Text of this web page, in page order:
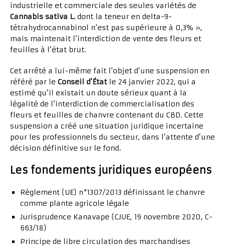
industrielle et commerciale des seules variétés de
Cannabis sativa L. dont la teneur en delta-9-
tétrahydrocannabinol n’est pas supérieure à 0,3% »,
mais maintenait l’interdiction de vente des fleurs et
feuilles à l’état brut.
Cet arrêté a lui-même fait l’objet d’une suspension en
référé par le Conseil d’Étatle 24 janvier 2022, qui a
estimé qu’il existait un doute sérieux quant à la
légalité de l’interdiction de commercialisation des
fleurs et feuilles de chanvre contenant du CBD. Cette
suspension a créé une situation juridique incertaine
pour les professionnels du secteur, dans l’attente d’une
décision définitive sur le fond.
Les fondements juridiques européens
Règlement (UE) n°1307/2013 définissant le chanvre
comme plante agricole légale
Jurisprudence Kanavape (CJUE, 19 novembre 2020, C-
663/18)
Principe de libre circulation des marchandises